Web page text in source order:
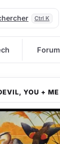
Ctrl K
Forum
YOU + ME